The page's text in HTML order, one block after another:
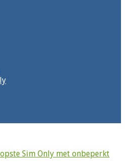
Sim Only met onbeperkt